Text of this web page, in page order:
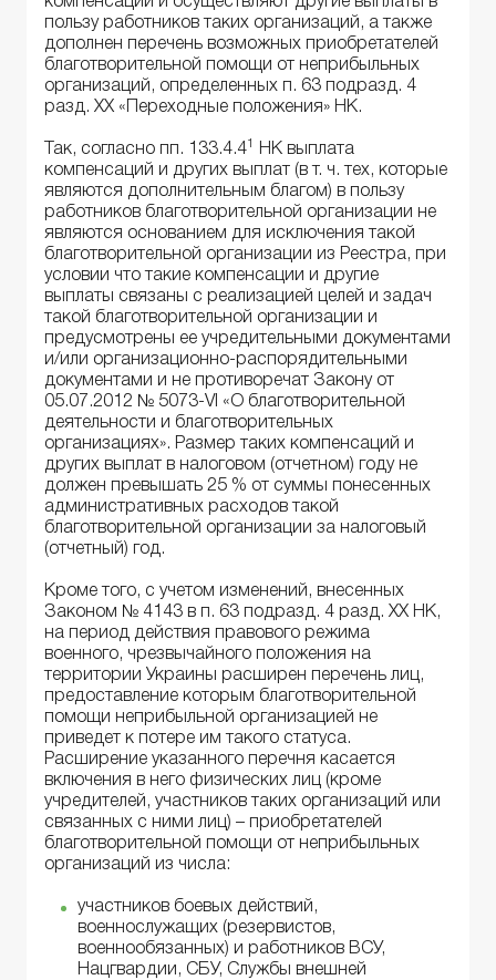
пользу работников таких организаций, а также
дополнен перечень возможных приобретателей
благотворительной помощи от неприбыльных
организаций, определенных п. 63 подразд. 4
разд. XX «Переходные положения» НК.
Так, согласно пп. 133.4.41
НК выплата
компенсаций и других выплат (в т. ч. тех, которые
являются дополнительным благом) в пользу
работников благотворительной организации не
являются основанием для исключения такой
благотворительной организации из Реестра, при
условии что такие компенсации и другие
выплаты связаны с реализацией целей и задач
такой благотворительной организации и
предусмотрены ее учредительными документами
и/или организационно-распорядительными
документами и не противоречат Закону от
05.07.2012 № 5073-VI «О благотворительной
деятельности и благотворительных
организациях». Размер таких компенсаций и
других выплат в налоговом (отчетном) году не
должен превышать 25 % от суммы понесенных
административных расходов такой
благотворительной организации за налоговый
(отчетный) год.
Кроме того, с учетом изменений, внесенных
Законом № 4143 в п. 63 подразд. 4 разд. ХХ НК,
на период действия правового режима
военного, чрезвычайного положения на
территории Украины расширен перечень лиц,
предоставление которым благотворительной
помощи неприбыльной организацией не
приведет к потере им такого статуса.
Расширение указанного перечня касается
включения в него физических лиц (кроме
учредителей, участников таких организаций или
связанных с ними лиц) – приобретателей
благотворительной помощи от неприбыльных
организаций из числа:
участников боевых действий,
военнослужащих (резервистов,
военнообязанных) и работников ВСУ,
Нацгвардии, СБУ, Службы внешней